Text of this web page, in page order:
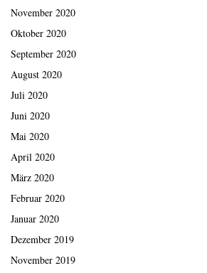
November 2020
Oktober 2020
September 2020
August 2020
Juli 2020
Juni 2020
Mai 2020
April 2020
März 2020
Februar 2020
Januar 2020
Dezember 2019
November 2019